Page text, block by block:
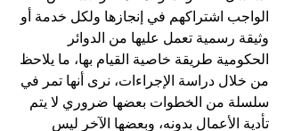
الواجب اشتراكهم في إنجازها ولكل خدمة أو
وثيقة رسمية تعمل عليها من الدوائر
الحكومية طريقة خاصية القيام بها، ما يلاحظ
من خلال دراسة الإجراءات، نرى أنها تمر في
سلسلة من الخطوات بعضها ضروري لا يتم
تأدية الأعمال بدونه، وبعضها الآخر ليس